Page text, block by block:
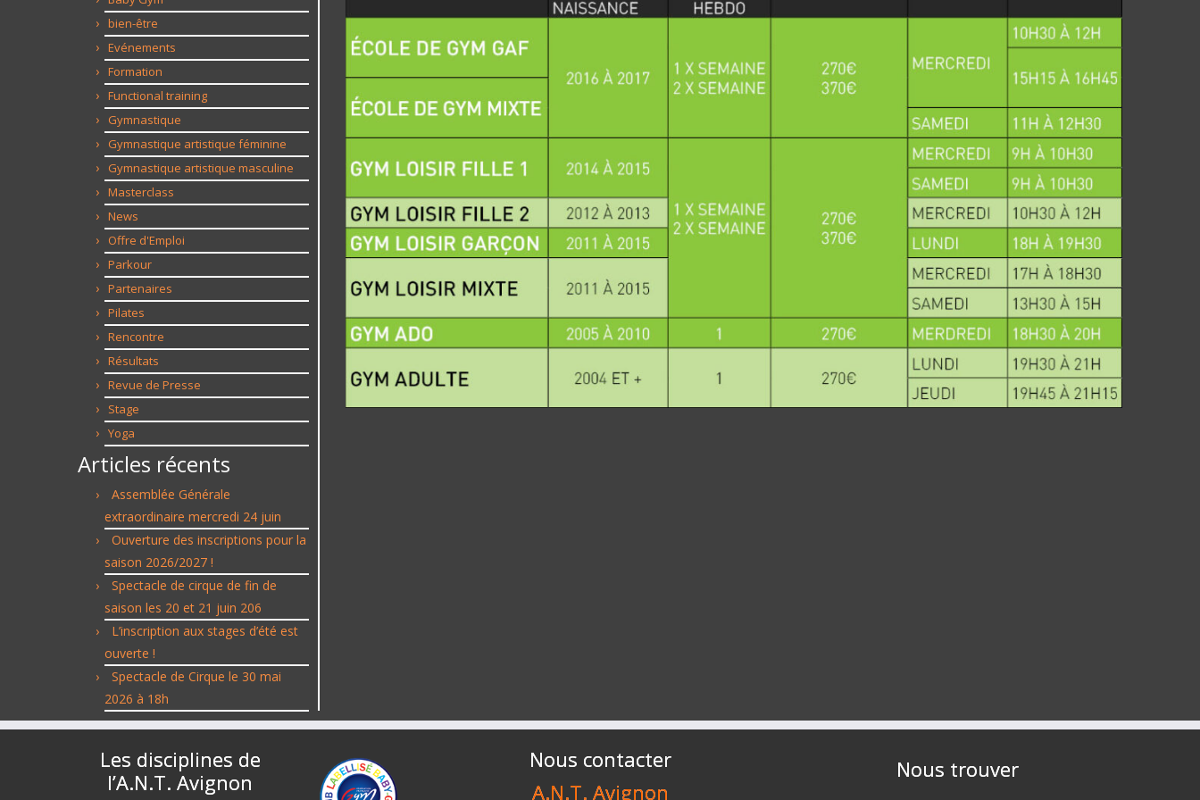
bien-être
Evénements
Formation
Functional training
Gymnastique
Gymnastique artistique féminine
Gymnastique artistique masculine
Masterclass
News
Offre d'Emploi
Parkour
Partenaires
Pilates
Rencontre
Résultats
Revue de Presse
Stage
Yoga
Articles récents
Assemblée Générale
extraordinaire mercredi 24 juin
Ouverture des inscriptions pour la
saison 2026/2027 !
Spectacle de cirque de fin de
saison les 20 et 21 juin 206
L’inscription aux stages d’été est
ouverte !
Spectacle de Cirque le 30 mai
2026 à 18h
Les disciplines de
l’A.N.T. Avignon
Nous contacter
A.N.T. Avignon
Nous trouver